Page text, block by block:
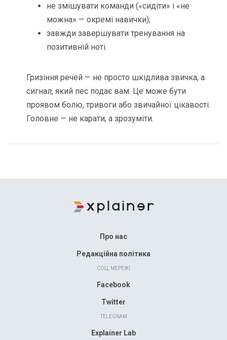
не змішувати команди («сидіти» і «не
можна» — окремі навички);
завжди завершувати тренування на
позитивній ноті.
Гризіння речей — не просто шкідлива звичка, а
сигнал, який пес подає вам. Це може бути
проявом болю, тривоги або звичайної цікавості.
Головне — не карати, а зрозуміти.
Про нас
Редакційна політика
СОЦ. МЕРЕЖІ
Facebook
Twitter
TELEGRAM
Explainer Lab